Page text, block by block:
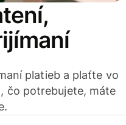
platieb a plaťte vo
čo potrebujete, máte